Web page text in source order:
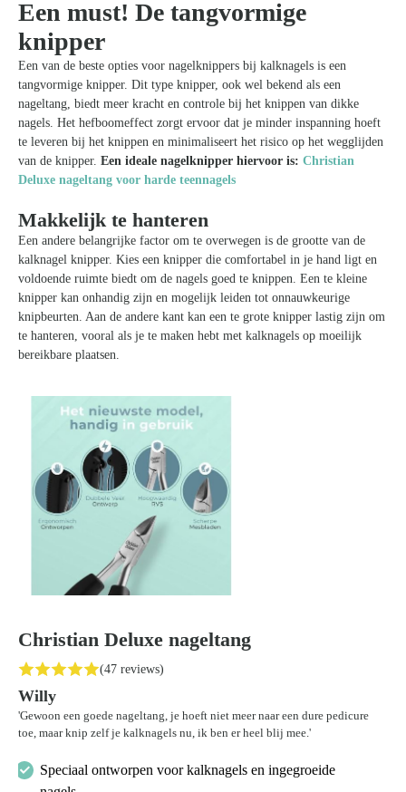
Een must! De tangvormige
knipper
Een van de beste opties voor nagelknippers bij kalknagels is een
tangvormige knipper. Dit type knipper, ook wel bekend als een
nageltang, biedt meer kracht en controle bij het knippen van dikke
nagels. Het hefboomeffect zorgt ervoor dat je minder inspanning hoeft
te leveren bij het knippen en minimaliseert het risico op het wegglijden
van de knipper. Een ideale nagelknipper hiervoor is: Christian
Deluxe nageltang voor harde teennagels
Makkelijk te hanteren
Een andere belangrijke factor om te overwegen is de grootte van de
kalknagel knipper. Kies een knipper die comfortabel in je hand ligt en
voldoende ruimte biedt om de nagels goed te knippen. Een te kleine
knipper kan onhandig zijn en mogelijk leiden tot onnauwkeurige
knipbeurten. Aan de andere kant kan een te grote knipper lastig zijn om
te hanteren, vooral als je te maken hebt met kalknagels op moeilijk
bereikbare plaatsen.
Christian Deluxe nageltang
(47 reviews)
Willy
'Gewoon een goede nageltang, je hoeft niet meer naar een dure pedicure
toe, maar knip zelf je kalknagels nu, ik ben er heel blij mee.'
Speciaal ontworpen voor kalknagels en ingegroeide